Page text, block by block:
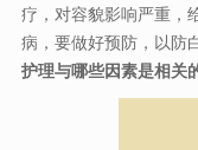
疗，对容貌影响严重，
病，要做好预防，以防
护理与哪些因素是相关